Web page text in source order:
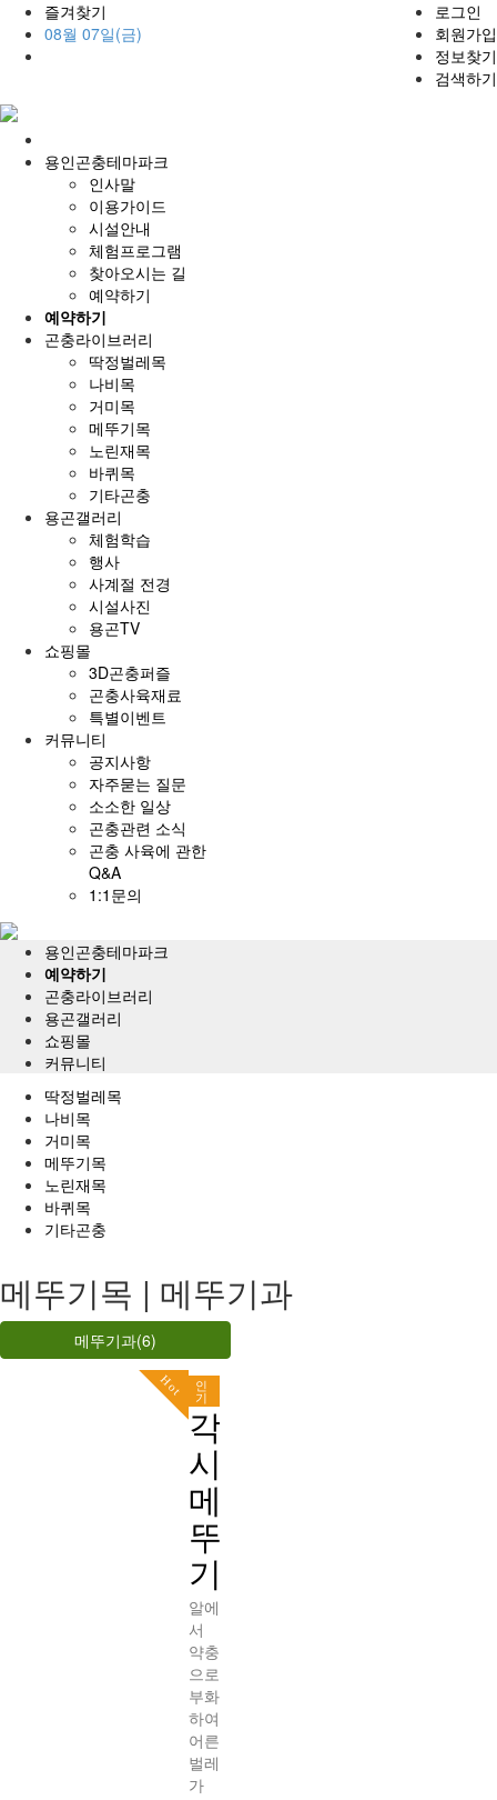
즐겨찾기
08월 07일(금)
로그인
회원가입
정보찾기
검색하기
으
용인곤충테마파크
인사말
이용가이드
시설안내
체험프로그램
찾아오시는 길
예약하기
예약하기
곤충라이브러리
딱정벌레목
나비목
거미목
메뚜기목
노린재목
바퀴목
기타곤충
용곤갤러리
체험학습
행사
사계절 전경
시설사진
용곤TV
쇼핑몰
3D곤충퍼즐
곤충사육재료
특별이벤트
커뮤니티
공지사항
자주묻는 질문
소소한 일상
곤충관련 소식
곤충 사육에 관한
Q&A
1:1문의
전
용인곤충테마파크
예약하기
곤충라이브러리
용곤갤러리
쇼핑몰
커뮤니티
딱정벌레목
나비목
거미목
메뚜기목
노린재목
바퀴목
기타곤충
메뚜기목 | 메뚜기과
메뚜기과(6)
Hot
인
기
각
시
메
뚜
기
알에
서
약충
으로
부화
하여
어른
벌레
가